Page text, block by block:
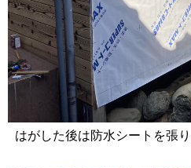
はがした後は防水シートを張